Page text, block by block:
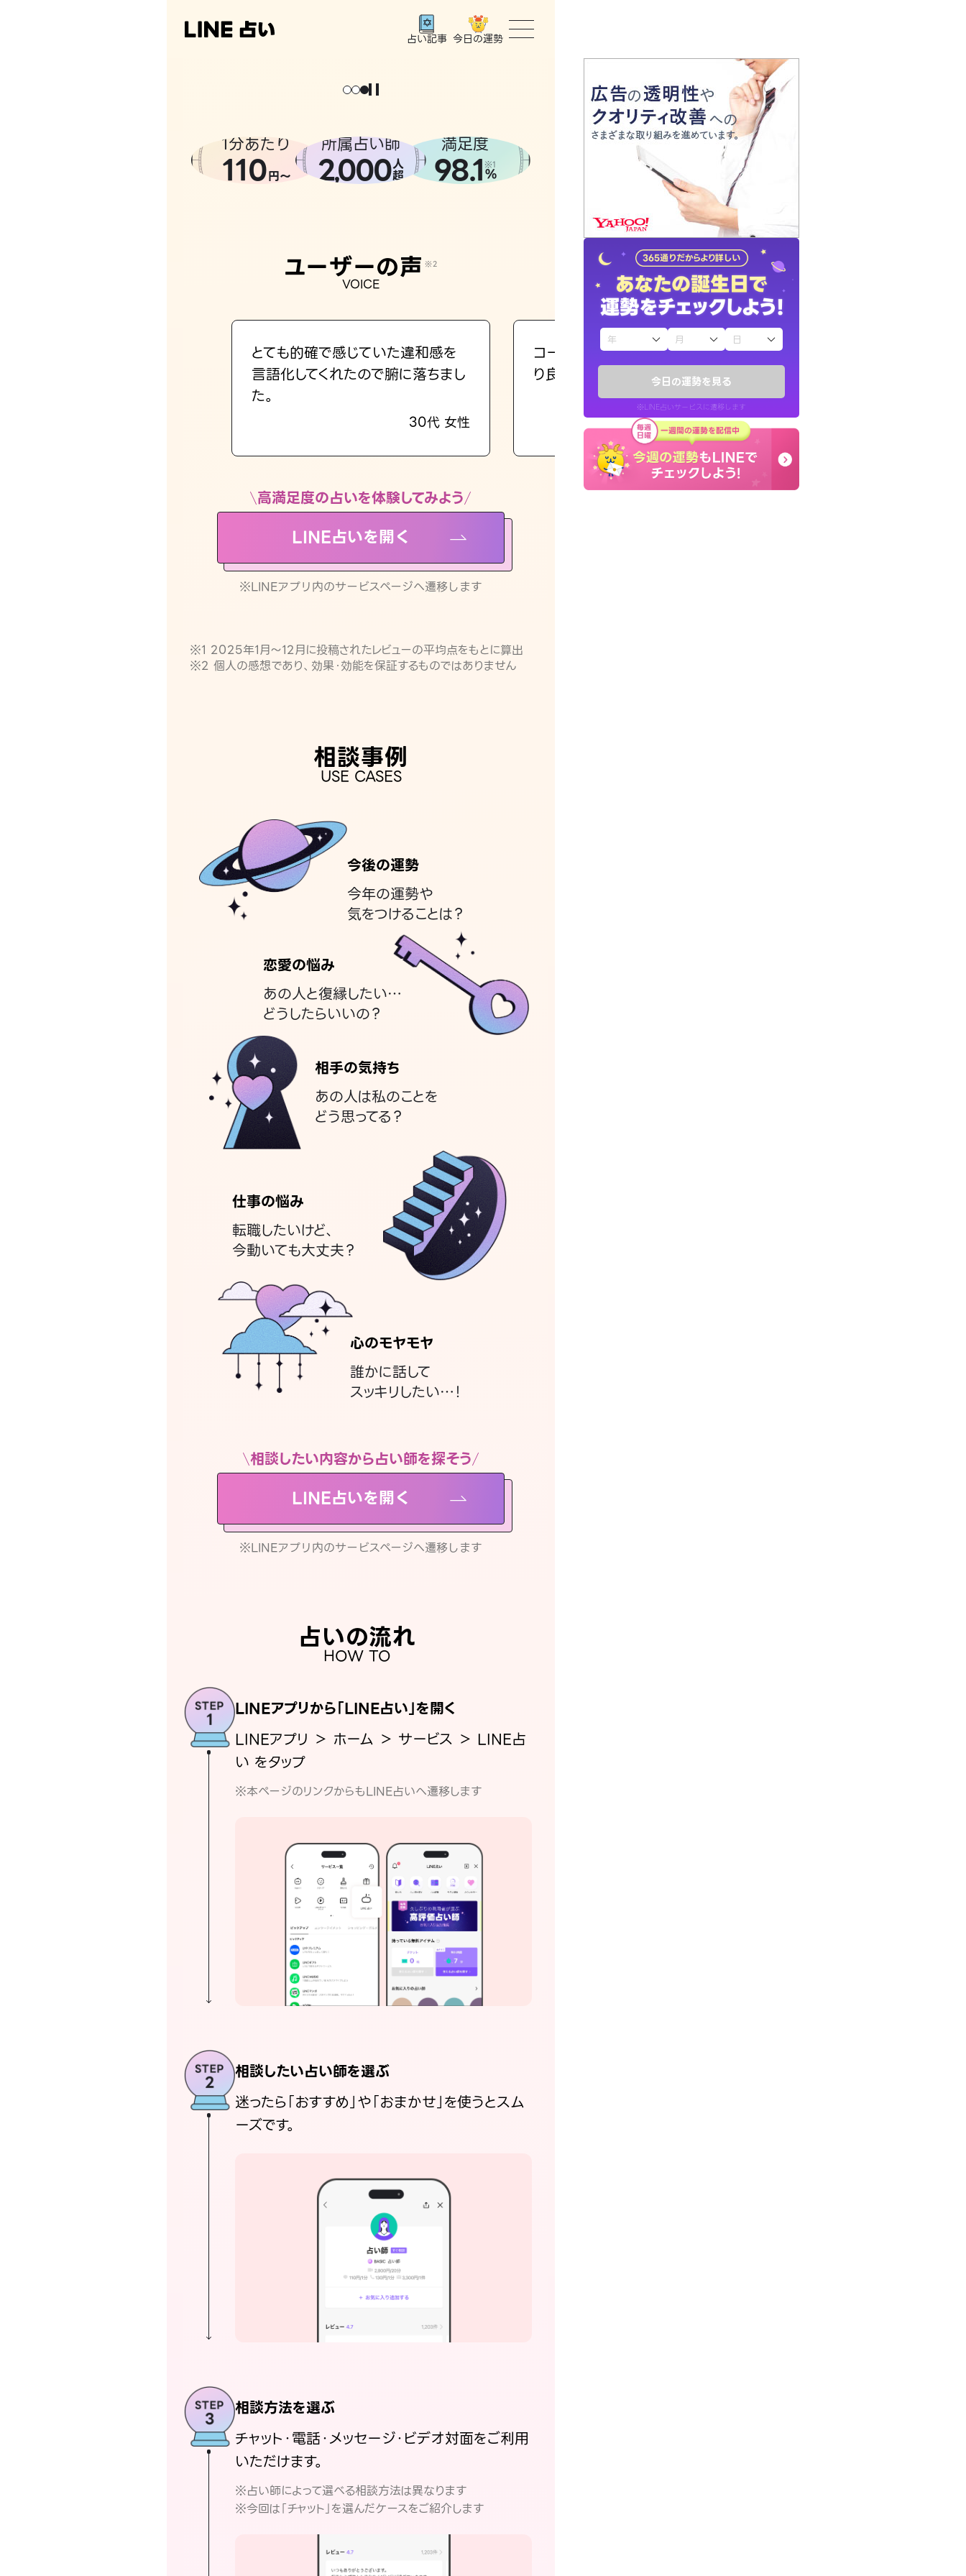
今日の運勢を見る
※LINE占いサービスに遷移します
占い記事 今日の運勢
トップ
ユーザーの声
占いの流れ
おすすめの占い師
よくある質問
えもじの子（占）12星座占い
お知らせ
。
1分あたり
110円〜
所属占い師
2,000人
超
満足度
98.1 ※1
%
ユーザーの声 ※2
VOICE
とても的確で感じていた違和感を
言語化してくれたので腑に落ちまし
た。
30代 女性
コーチのように占い結果を通してよ
り良くなる指針を提示してくれます。
30代 男性
高満足度の占いを体験してみよう
LINE占いを開く
※LINEアプリ内のサービスページへ遷移します
※1 2025年1月〜12月に投稿されたレビューの平均点をもとに算出
※2 個人の感想であり、効果・効能を保証するものではありません
相談事例
USE CASES
今後の運勢
今年の運勢や
気をつけることは？
恋愛の悩み
あの人と復縁したい…
どうしたらいいの？
相手の気持ち
あの人は私のことを
どう思ってる？
仕事の悩み
転職したいけど、
今動いても大丈夫？
心のモヤモヤ
誰かに話して
スッキリしたい…！
相談したい内容から占い師を探そう
LINE占いを開く
※LINEアプリ内のサービスページへ遷移します
占いの流れ
HOW TO
LINEアプリから「LINE占い」を開く
LINEアプリ ＞ ホーム ＞ サービス ＞ LINE占
い をタップ
※本ページのリンクからもLINE占いへ遷移します
相談したい占い師を選ぶ
迷ったら「おすすめ」や「おまかせ」を使うとスム
ーズです。
相談方法を選ぶ
チャット・電話・メッセージ・ビデオ対面をご利用
いただけます。
※占い師によって選べる相談方法は異なります
※今回は「チャット」を選んだケースをご紹介します